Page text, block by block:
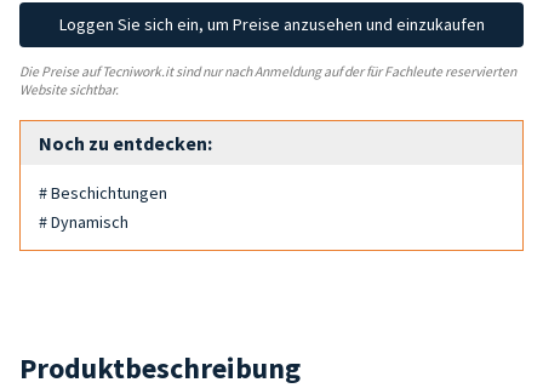
Loggen Sie sich ein, um Preise anzusehen und einzukaufen
Die Preise auf Tecniwork.it sind nur nach Anmeldung auf der für Fachleute reservierten
Website sichtbar.
Noch zu entdecken:
# Beschichtungen
# Dynamisch
Produktbeschreibung